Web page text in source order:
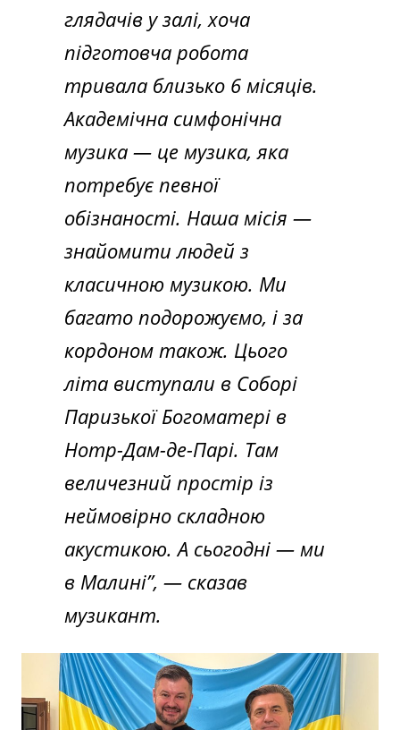
глядачів у залі, хоча
підготовча робота
тривала близько 6 місяців.
Академічна симфонічна
музика — це музика, яка
потребує певної
обізнаності. Наша місія —
знайомити людей з
класичною музикою. Ми
багато подорожуємо, і за
кордоном також. Цього
літа виступали в Соборі
Паризької Богоматері в
Нотр-Дам-де-Парі. Там
величезний простір із
неймовірно складною
акустикою. А сьогодні — ми
в Малині”, — сказав
музикант.